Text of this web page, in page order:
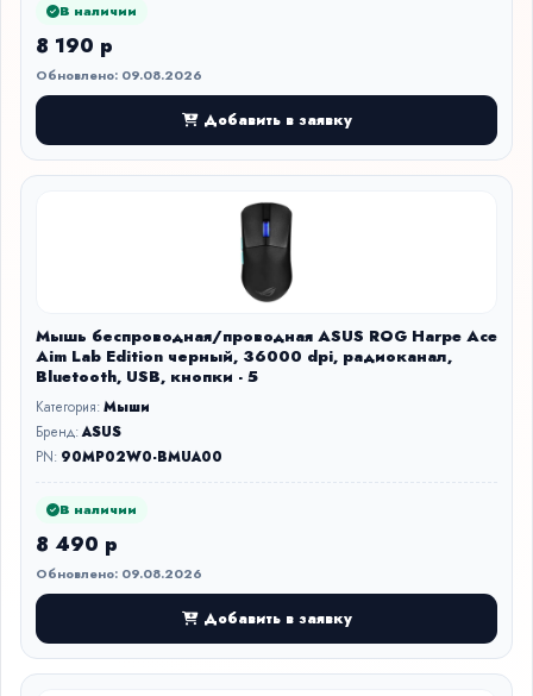
В наличии
8 190 р
Обновлено: 09.08.2026
Добавить в заявку
Мышь беспроводная/проводная ASUS ROG Harpe Ace
Aim Lab Edition черный, 36000 dpi, радиоканал,
Bluetooth, USB, кнопки - 5
Категория:Мыши
Бренд:ASUS
PN: 90MP02W0-BMUA00
В наличии
8 490 р
Обновлено: 09.08.2026
Добавить в заявку